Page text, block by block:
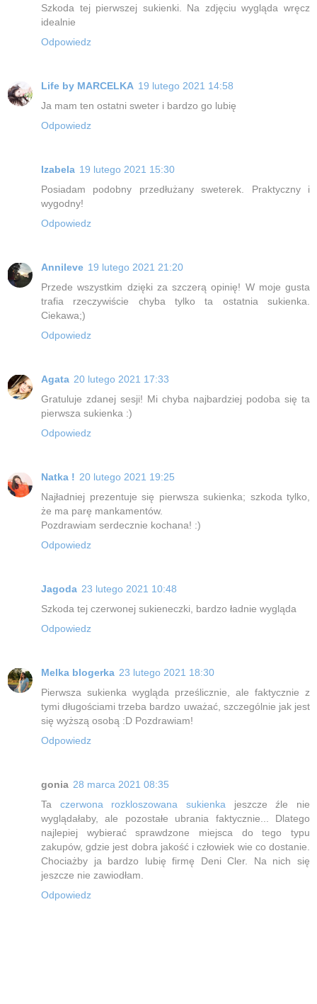
Szkoda tej pierwszej sukienki. Na zdjęciu wygląda wręcz
idealnie
Odpowiedz
Life by MARCELKA 19 lutego 2021 14:58
Ja mam ten ostatni sweter i bardzo go lubię
Odpowiedz
Izabela 19 lutego 2021 15:30
Posiadam podobny przedłużany sweterek. Praktyczny i
wygodny!
Odpowiedz
Annileve 19 lutego 2021 21:20
Przede wszystkim dzięki za szczerą opinię! W moje gusta
trafia rzeczywiście chyba tylko ta ostatnia sukienka.
Ciekawa;)
Odpowiedz
Agata 20 lutego 2021 17:33
Gratuluje zdanej sesji! Mi chyba najbardziej podoba się ta
pierwsza sukienka :)
Odpowiedz
Natka ! 20 lutego 2021 19:25
Najładniej prezentuje się pierwsza sukienka; szkoda tylko,
że ma parę mankamentów.
Pozdrawiam serdecznie kochana! :)
Odpowiedz
Jagoda 23 lutego 2021 10:48
Szkoda tej czerwonej sukieneczki, bardzo ładnie wygląda
Odpowiedz
Melka blogerka 23 lutego 2021 18:30
Pierwsza sukienka wygląda prześlicznie, ale faktycznie z
tymi długościami trzeba bardzo uważać, szczególnie jak jest
się wyższą osobą :D Pozdrawiam!
Odpowiedz
gonia 28 marca 2021 08:35
Ta czerwona rozkloszowana sukienka jeszcze źle nie
wyglądałaby, ale pozostałe ubrania faktycznie... Dlatego
najlepiej wybierać sprawdzone miejsca do tego typu
zakupów, gdzie jest dobra jakość i człowiek wie co dostanie.
Chociażby ja bardzo lubię firmę Deni Cler. Na nich się
jeszcze nie zawiodłam.
Odpowiedz